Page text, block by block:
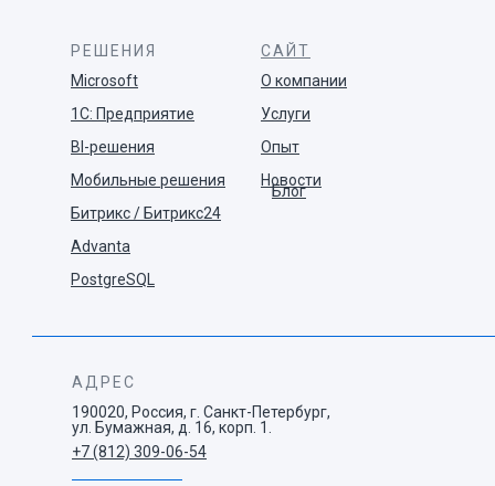
РЕШЕНИЯ
Microsoft
1С: Предприятие
BI-решения
Мобильные решения
Битрикс / Битрикс24
Advanta
PostgreSQL
САЙТ
О компании
Услуги
Опыт
Новости
Блог
АДРЕС
190020, Россия, г. Санкт-Петербург,
ул. Бумажная, д. 16, корп. 1.
+7 (812) 309-06-54